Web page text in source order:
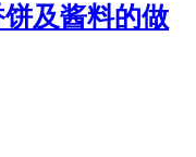
及酱料的做